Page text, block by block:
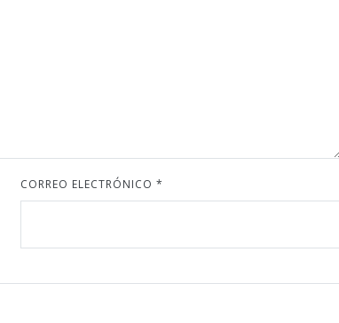
CORREO ELECTRÓNICO*